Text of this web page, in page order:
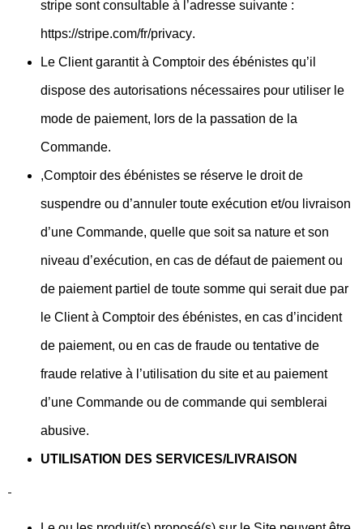
stripe sont consultable à l’adresse suivante :
https://stripe.com/fr/privacy.
Le Client garantit à Comptoir des ébénistes qu’il
dispose des autorisations nécessaires pour utiliser le
mode de paiement, lors de la passation de la
Commande.
,Comptoir des ébénistes se réserve le droit de
suspendre ou d’annuler toute exécution et/ou livraison
d’une Commande, quelle que soit sa nature et son
niveau d’exécution, en cas de défaut de paiement ou
de paiement partiel de toute somme qui serait due par
le Client à Comptoir des ébénistes, en cas d’incident
de paiement, ou en cas de fraude ou tentative de
fraude relative à l’utilisation du site et au paiement
d’une Commande ou de commande qui semblerai
abusive.
UTILISATION DES SERVICES/LIVRAISON